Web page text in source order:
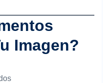
Imagen?